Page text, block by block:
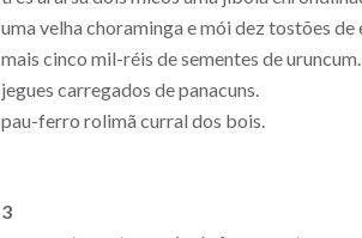
uma velha choraminga e mói dez tostões de
mais cinco mil-réis de sementes de uruncum.
jegues carregados de panacuns.
pau-ferro rolimã curral dos bois.
3